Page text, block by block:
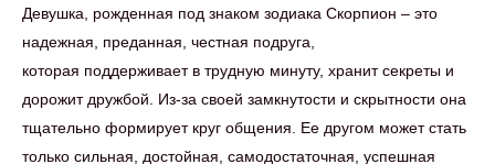
Девушка, рожденная под знаком зодиака Скорпион – это
надежная, преданная, честная подруга,
которая поддерживает в трудную минуту, хранит секреты и
дорожит дружбой. Из-за своей замкнутости и скрытности она
тщательно формирует круг общения. Ее другом может стать
только сильная, достойная, самодостаточная, успешная